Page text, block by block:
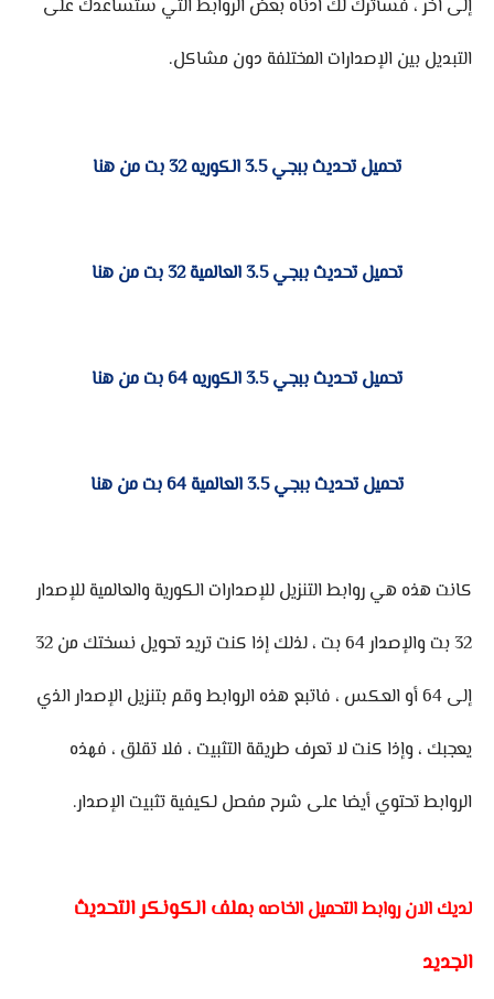
إلى آخر ، فسأترك لك أدناه بعض الروابط التي ستساعدك على
التبديل بين الإصدارات المختلفة دون مشاكل.
تحميل تحديث ببجي 3.5 الكوريه 32 بت من هنا
تحميل تحديث ببجي 3.5 العالمية 32 بت من هنا
تحميل تحديث ببجي 3.5 الكوريه 64 بت من هنا
تحميل تحديث ببجي 3.5 العالمية 64 بت من هنا
كانت هذه هي روابط التنزيل للإصدارات الكورية والعالمية للإصدار
32 بت والإصدار 64 بت ، لذلك إذا كنت تريد تحويل نسختك من 32
إلى 64 أو العكس ، فاتبع هذه الروابط وقم بتنزيل الإصدار الذي
يعجبك ، وإذا كنت لا تعرف طريقة التثبيت ، فلا تقلق ، فهذه
الروابط تحتوي أيضا على شرح مفصل لكيفية تثبيت الإصدار.
لديك الان روابط التحميل الخاصه بملف الكونكر التحديث
الجديد